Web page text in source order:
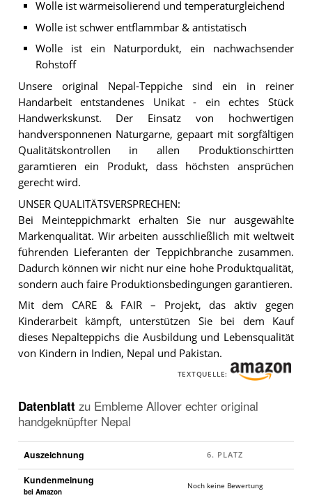
Wolle ist wärmeisolierend und temperaturgleichend
Wolle ist schwer entflammbar & antistatisch
Wolle ist ein Naturpordukt, ein nachwachsender
Rohstoff
Unsere original Nepal-Teppiche sind ein in reiner
Handarbeit entstandenes Unikat - ein echtes Stück
Handwerkskunst. Der Einsatz von hochwertigen
handversponnenen Naturgarne, gepaart mit sorgfältigen
Qualitätskontrollen in allen Produktionschirtten
garamtieren ein Produkt, dass höchsten ansprüchen
gerecht wird.
UNSER QUALITÄTSVERSPRECHEN:
Bei Meinteppichmarkt erhalten Sie nur ausgewählte
Markenqualität. Wir arbeiten ausschließlich mit weltweit
führenden Lieferanten der Teppichbranche zusammen.
Dadurch können wir nicht nur eine hohe Produktqualität,
sondern auch faire Produktionsbedingungen garantieren.
Mit dem CARE & FAIR – Projekt, das aktiv gegen
Kinderarbeit kämpft, unterstützen Sie bei dem Kauf
dieses Nepalteppichs die Ausbildung und Lebensqualität
von Kindern in Indien, Nepal und Pakistan.
TEXTQUELLE:
Datenblatt zu Embleme Allover echter original
handgeknüpfter Nepal
Auszeichnung
Kundenmeinung
bei Amazon
Noch keine Bewertung